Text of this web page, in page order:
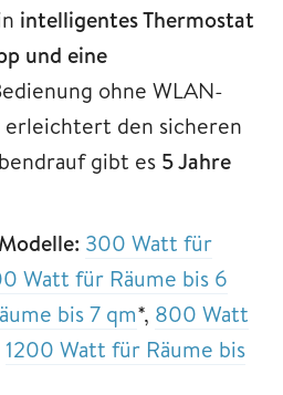
intelligentes Thermostat
und eine
ohne WLAN-
erleichtert den sicheren
gibt es 5 Jahre
300 Watt für
Watt für Räume bis 6
bis 7 qm*, 800 Watt
1200 Watt für Räume bis